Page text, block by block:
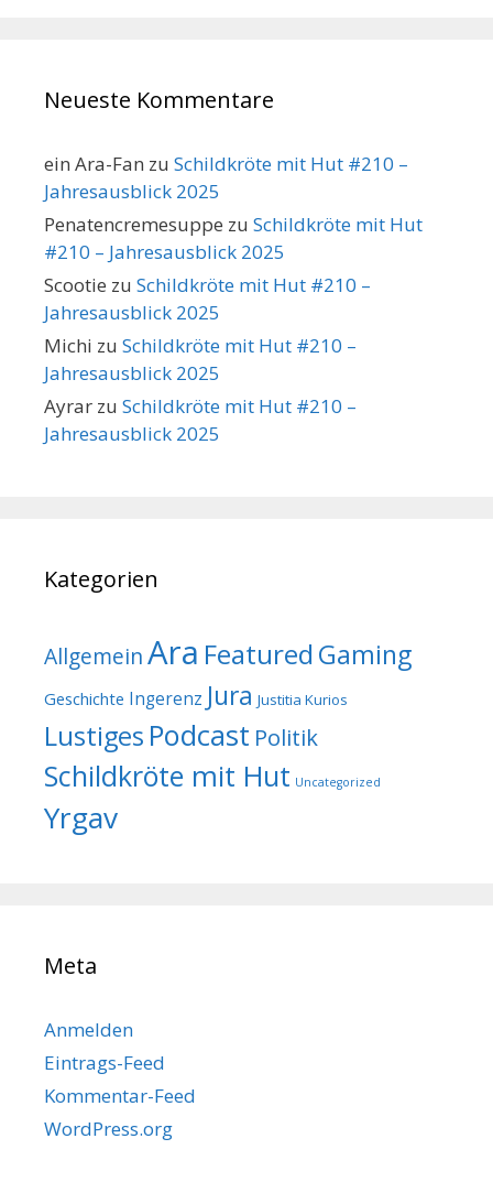
Neueste Kommentare
ein Ara-Fan zu Schildkröte mit Hut #210 –
Jahresausblick 2025
Penatencremesuppe zu Schildkröte mit Hut
#210 – Jahresausblick 2025
Scootie zu Schildkröte mit Hut #210 –
Jahresausblick 2025
Michi zu Schildkröte mit Hut #210 –
Jahresausblick 2025
Ayrar zu Schildkröte mit Hut #210 –
Jahresausblick 2025
Kategorien
AllgemeinAra Featured Gaming
Geschichte Ingerenz Jura Justitia Kurios
Lustiges Podcast Politik
Schildkröte mit Hut Uncategorized
Yrgav
Meta
Anmelden
Eintrags-Feed
Kommentar-Feed
WordPress.org